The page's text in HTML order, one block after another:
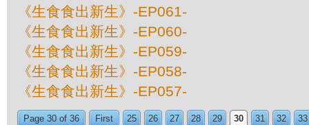
《生食食出新生》-EP061-
《生食食出新生》-EP060-
《生食食出新生》-EP059-
《生食食出新生》-EP058-
《生食食出新生》-EP057-
Page 30 of 36 First 25 26 27 28 29 30 31 32 33